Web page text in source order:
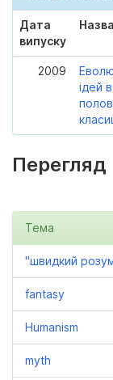
Дата
випуску
Назва
2009
ідей
Перегляд
Тема
"швидкий
fantasy
Humanism
myth